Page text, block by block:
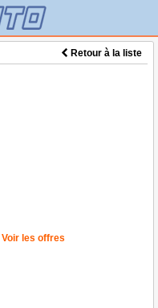
Retour à la liste
Voir les offres